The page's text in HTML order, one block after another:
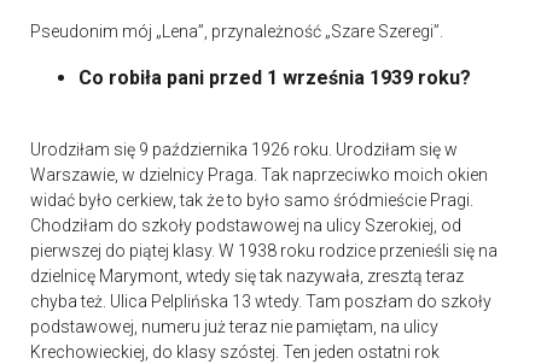
Pseudonim mój „Lena”, przynależność „Szare Szeregi”.
Co robiła pani przed 1 września 1939 roku?
Urodziłam się 9 października 1926 roku. Urodziłam się w
Warszawie, w dzielnicy Praga. Tak naprzeciwko moich okien
widać było cerkiew, tak że to było samo śródmieście Pragi.
Chodziłam do szkoły podstawowej na ulicy Szerokiej, od
pierwszej do piątej klasy. W 1938 roku rodzice przenieśli się na
dzielnicę Marymont, wtedy się tak nazywała, zresztą teraz
chyba też. Ulica Pelplińska 13 wtedy. Tam poszłam do szkoły
podstawowej, numeru już teraz nie pamiętam, na ulicy
Krechowieckiej, do klasy szóstej. Ten jeden ostatni rok